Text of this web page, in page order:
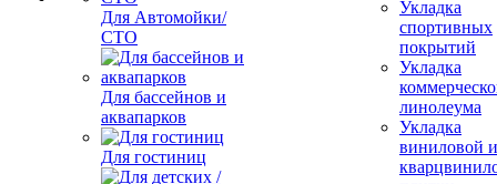
Для Автомойки/
СТО
Для бассейнов и
аквапарков
Для гостиниц
Укладка
спортивных
покрытий
Укладка
линолеума
Укладка
виниловой и